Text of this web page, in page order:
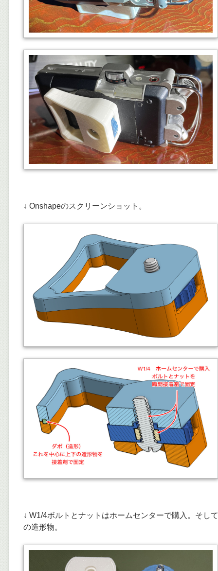
↓ Onshapeのスクリーンショット。
↓ W1/4ボルトとナットはホームセンターで購入。そし
の造形物。